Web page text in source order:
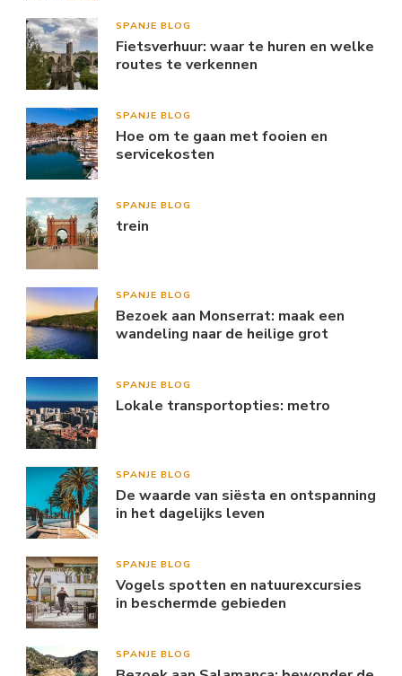
SPANJE BLOG
Fietsverhuur: waar te huren en welke
routes te verkennen
SPANJE BLOG
Hoe om te gaan met fooien en
servicekosten
SPANJE BLOG
trein
SPANJE BLOG
Bezoek aan Monserrat: maak een
wandeling naar de heilige grot
SPANJE BLOG
Lokale transportopties: metro
SPANJE BLOG
De waarde van siësta en ontspanning
in het dagelijks leven
SPANJE BLOG
Vogels spotten en natuurexcursies
in beschermde gebieden
SPANJE BLOG